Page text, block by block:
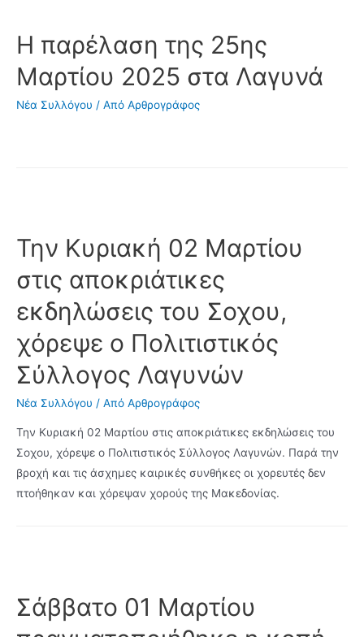
Η παρέλαση της 25ης
Μαρτίου 2025 στα Λαγυνά
Νέα Συλλόγου / Από Αρθρογράφος
Την Κυριακή 02 Μαρτίου
στις αποκριάτικες
εκδηλώσεις του Σοχου,
χόρεψε ο Πολιτιστικός
Σύλλογος Λαγυνών
Νέα Συλλόγου / Από Αρθρογράφος
Την Κυριακή 02 Μαρτίου στις αποκριάτικες εκδηλώσεις του
Σοχου, χόρεψε ο Πολιτιστικός Σύλλογος Λαγυνών. Παρά την
βροχή και τις άσχημες καιρικές συνθήκες οι χορευτές δεν
πτοήθηκαν και χόρεψαν χορούς της Μακεδονίας.
Σάββατο 01 Μαρτίου